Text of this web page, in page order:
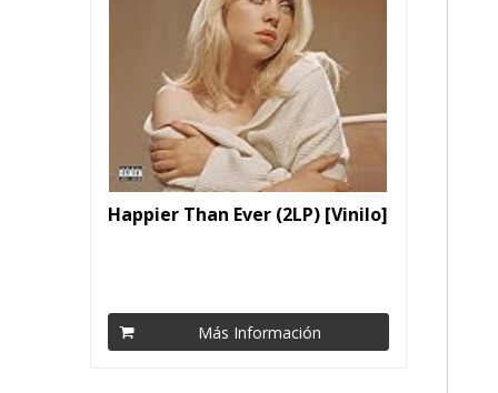
Happier Than Ever (2LP) [Vinilo]
Más Información